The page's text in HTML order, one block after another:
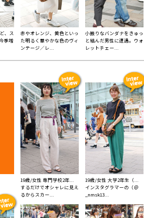
、ス
季増
赤やオレンジ、黄色といっ
た明るく華やかな色のヴィ
ンテージ／レ...
小振りなバンダナをきゅっ
と結んだ男性に遭遇。ウォ
レットチェー...
19歳/女性 専門学校2年...
するだけでオシャレに見え
るからスカー...
19歳/女性 大学2年生（...
インスタグラマーの（＠
_nmsk13...